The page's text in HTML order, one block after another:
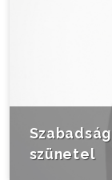
szünetel